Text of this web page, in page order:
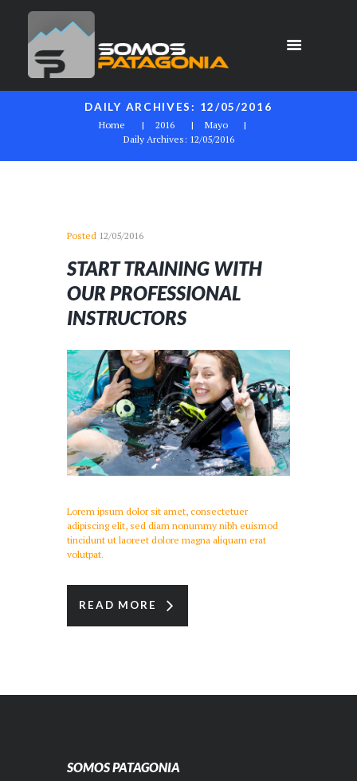
DAILY ARCHIVES: 12/05/2016
Home 2016
Mayo
Daily Archives: 12/05/2016
Posted 12/05/2016
START TRAINING WITH
OUR PROFESSIONAL
INSTRUCTORS
Lorem ipsum dolor sit amet, consectetuer
adipiscing elit, sed diam nonummy nibh euismod
tincidunt ut laoreet dolore magna aliquam erat
volutpat.
READ MORE
SOMOS PATAGONIA